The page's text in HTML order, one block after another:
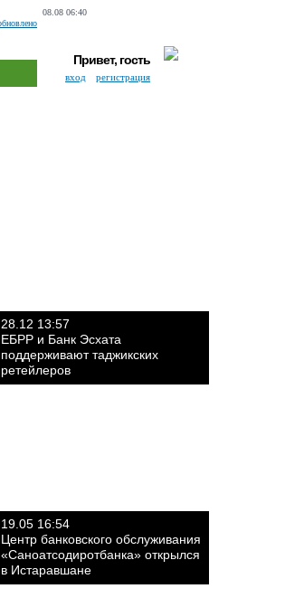
08.08 06:40
Привет, гость
вход регистрация
28.12 13:57
ЕБРР и Банк Эсхата
поддерживают таджикских
ретейлеров
19.05 16:54
Центр банковского обслуживания
«Саноатсодиротбанка» открылся
в Истаравшане